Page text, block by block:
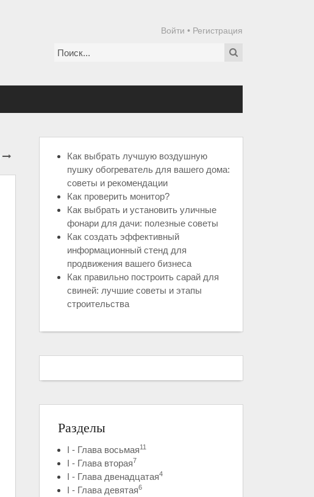
Войти • Регистрация
Как выбрать лучшую воздушную
пушку обогреватель для вашего дома:
советы и рекомендации
Как проверить монитор?
Как выбрать и установить уличные
фонари для дачи: полезные советы
Как создать эффективный
информационный стенд для
продвижения вашего бизнеса
Как правильно построить сарай для
свиней: лучшие советы и этапы
строительства
Разделы
I - Глава восьмая11
I - Глава вторая7
I - Глава двенадцатая4
I - Глава девятая6